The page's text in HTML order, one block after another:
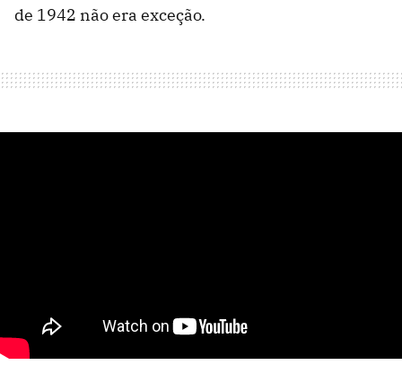
de 1942 não era exceção.